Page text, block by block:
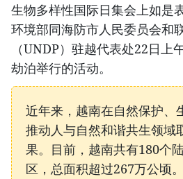
生物多样性国际日集会上如是
环境部同海防市人民委员会和
（UNDP）驻越代表处22日上
劫泊举行的活动。
近年来，越南在自然保护、
推动人与自然和谐共生领域
果。目前，越南共有180个
区，总面积超过267万公顷